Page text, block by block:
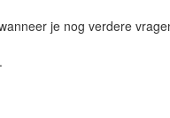
je nog verdere